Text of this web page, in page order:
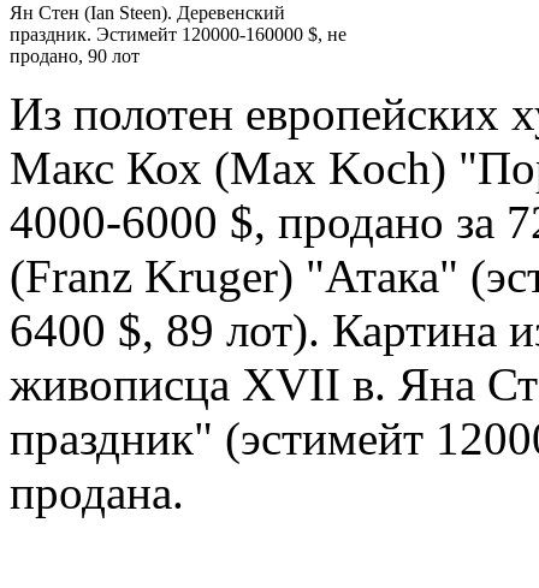
Ян Стен (Ian Steen). Деревенский
праздник. Эстимейт 120000-160000 $, не
продано, 90 лот
Из полотен европейских
Макс Кох (Max Koch)
4000-6000 $, продано за
(Franz Kruger) "Атака"
6400 $, 89 лот). Картина
живописца ХVII в. Яна
праздник" (эстимейт
продана.